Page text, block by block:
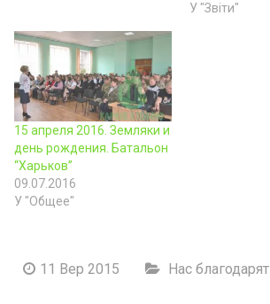
У "Звіти"
15 апреля 2016. Земляки и
день рождения. Батальон
“Харьков”
09.07.2016
У "Общее"
11 Вер 2015 Нас благодарят